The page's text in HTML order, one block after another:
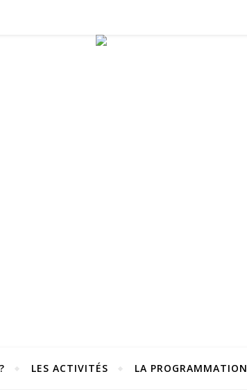
LES ACTIVITÉS LA PROGRAMMATION